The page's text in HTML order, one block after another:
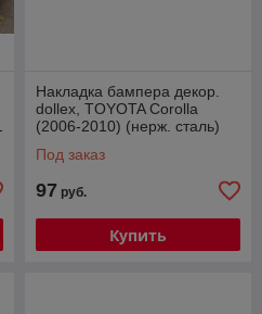
Накладка бампера декор.
dollex, TOYOTA Corolla
(2006-2010) (нерж. сталь)
Под заказ
97 руб.
Купить